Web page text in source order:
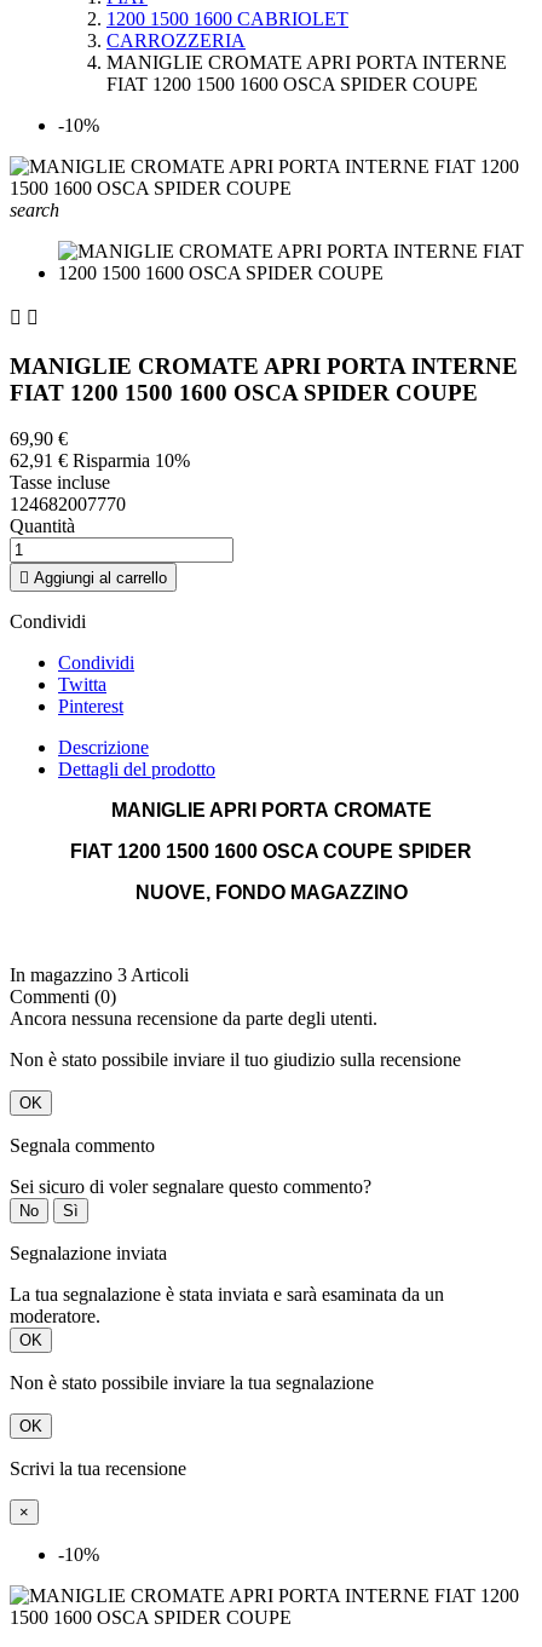
1200 1500 1600 CABRIOLET
CARROZZERIA
MANIGLIE CROMATE APRI PORTA INTERNE
FIAT 1200 1500 1600 OSCA SPIDER COUPE
-10%
search
 
MANIGLIE CROMATE APRI PORTA INTERNE
FIAT 1200 1500 1600 OSCA SPIDER COUPE
69,90 €
62,91 € Risparmia 10%
Tasse incluse
124682007770
Quantità
 Aggiungi al carrello
Condividi
Condividi
Twitta
Pinterest
Descrizione
Dettagli del prodotto
MANIGLIE APRI PORTA CROMATE
FIAT 1200 1500 1600 OSCA COUPE SPIDER
NUOVE, FONDO MAGAZZINO
In magazzino 3 Articoli
Commenti (0)
Ancora nessuna recensione da parte degli utenti.
Non è stato possibile inviare il tuo giudizio sulla recensione
OK
Segnala commento
Sei sicuro di voler segnalare questo commento?
No Sì
Segnalazione inviata
La tua segnalazione è stata inviata e sarà esaminata da un
moderatore.
OK
Non è stato possibile inviare la tua segnalazione
OK
Scrivi la tua recensione
×
-10%